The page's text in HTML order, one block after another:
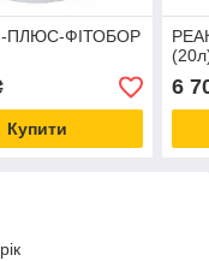
ПЛЮС-ФІТОБОР
Купити
6